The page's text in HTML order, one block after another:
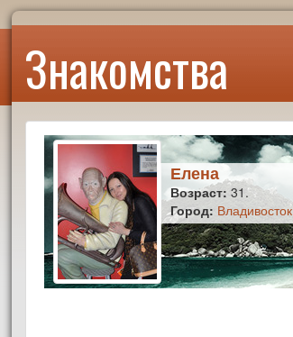
Знакомства
Елена
Возраст: 31.
Город: Владивосток